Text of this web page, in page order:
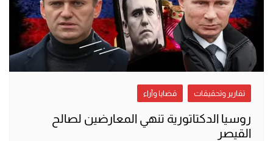
تقارير وتحقيقات قضايا وآراء
روسيا الدكتاتورية تنهي المعارضين لصالح
القيصر